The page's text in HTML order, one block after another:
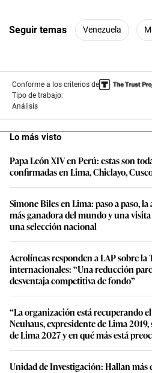
Seguir temas Venezuela
Conforme a los criterios de
Tipo de trabajo:
Análisis
Lo más visto
Papa León XIV en Perú: estas son
confirmadas en Lima, Chiclayo,
Simone Biles en Lima: paso a paso,
más ganadora del mundo y una
una selección nacional
Aerolíneas responden a LAP sobre la
internacionales: “Una reducción
desventaja competitiva de fondo”
“La organización está recuperando
Neuhaus, expresidente de Lima
de Lima 2027 y en qué más está
Unidad de Investigación: Hallan más